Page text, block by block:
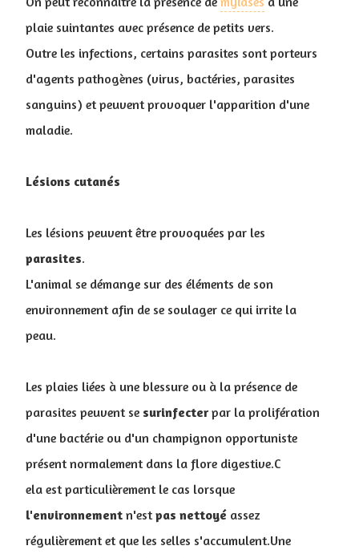
plaie suintantes avec présence de petits vers.
Outre les infections, certains parasites sont porteurs
d'agents pathogènes (virus, bactéries, parasites
sanguins) et peuvent provoquer l'apparition d'une
maladie.
Lésions cutanés
Les lésions peuvent être provoquées par les
parasites.
L'animal se démange sur des éléments de son
environnement afin de se soulager ce qui irrite la
peau.
Les plaies liées à une blessure ou à la présence de
parasites peuvent se surinfecterpar la prolifération
d'une bactérie ou d'un champignon opportuniste
présent normalement dans la flore digestive.C
ela est particulièrement le cas lorsque
l'environnement n'estpas nettoyé assez
régulièrement et que les selles s'accumulent.Une